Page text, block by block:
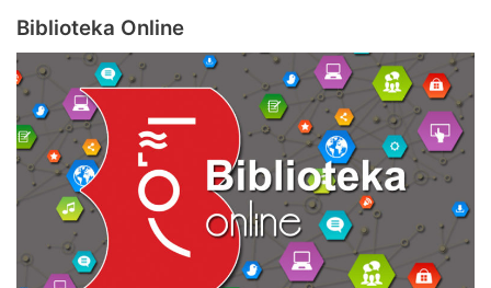
Biblioteka Online